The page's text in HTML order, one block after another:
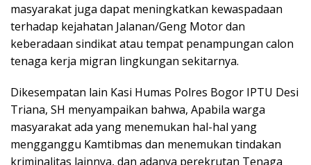
masyarakat juga dapat meningkatkan kewaspadaan
terhadap kejahatan Jalanan/Geng Motor dan
keberadaan sindikat atau tempat penampungan calon
tenaga kerja migran lingkungan sekitarnya.
Dikesempatan lain Kasi Humas Polres Bogor IPTU Desi
Triana, SH menyampaikan bahwa, Apabila warga
masyarakat ada yang menemukan hal-hal yang
mengganggu Kamtibmas dan menemukan tindakan
kriminalitas lainnya, dan adanya perekrutan Tenaga